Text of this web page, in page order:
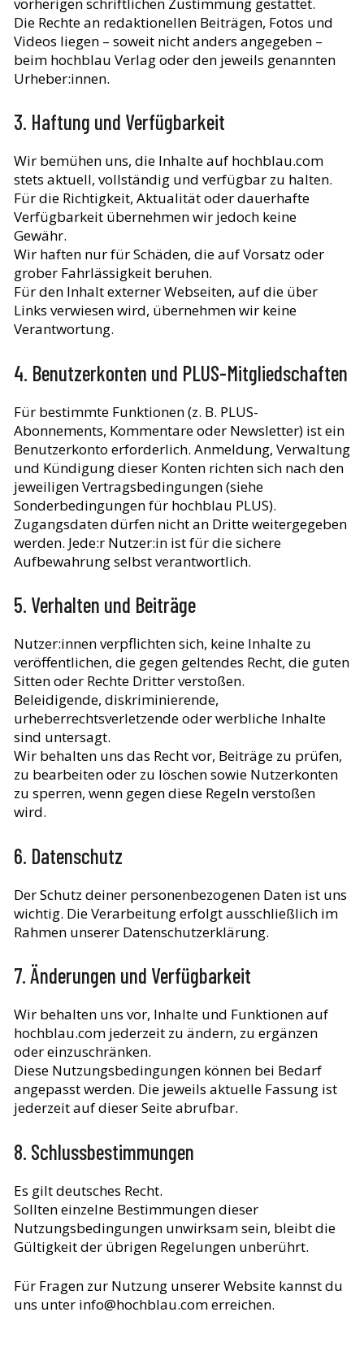
Die Rechte an redaktionellen Beiträgen, Fotos und
Videos liegen – soweit nicht anders angegeben –
beim hochblau Verlag oder den jeweils genannten
Urheber:innen.
3. Haftung und Verfügbarkeit
Wir bemühen uns, die Inhalte auf hochblau.com
stets aktuell, vollständig und verfügbar zu halten.
Für die Richtigkeit, Aktualität oder dauerhafte
Verfügbarkeit übernehmen wir jedoch keine
Gewähr.
Wir haften nur für Schäden, die auf Vorsatz oder
grober Fahrlässigkeit beruhen.
Für den Inhalt externer Webseiten, auf die über
Links verwiesen wird, übernehmen wir keine
Verantwortung.
4. Benutzerkonten und PLUS-Mitgliedschaften
Für bestimmte Funktionen (z. B. PLUS-
Abonnements, Kommentare oder Newsletter) ist ein
Benutzerkonto erforderlich. Anmeldung, Verwaltung
und Kündigung dieser Konten richten sich nach den
jeweiligen Vertragsbedingungen (siehe
Sonderbedingungen für hochblau PLUS).
Zugangsdaten dürfen nicht an Dritte weitergegeben
werden. Jede:r Nutzer:in ist für die sichere
Aufbewahrung selbst verantwortlich.
5. Verhalten und Beiträge
Nutzer:innen verpflichten sich, keine Inhalte zu
veröffentlichen, die gegen geltendes Recht, die guten
Sitten oder Rechte Dritter verstoßen.
Beleidigende, diskriminierende,
urheberrechtsverletzende oder werbliche Inhalte
sind untersagt.
Wir behalten uns das Recht vor, Beiträge zu prüfen,
zu bearbeiten oder zu löschen sowie Nutzerkonten
zu sperren, wenn gegen diese Regeln verstoßen
wird.
6. Datenschutz
Der Schutz deiner personenbezogenen Daten ist uns
wichtig. Die Verarbeitung erfolgt ausschließlich im
Rahmen unserer Datenschutzerklärung.
7. Änderungen und Verfügbarkeit
Wir behalten uns vor, Inhalte und Funktionen auf
hochblau.com jederzeit zu ändern, zu ergänzen
oder einzuschränken.
Diese Nutzungsbedingungen können bei Bedarf
angepasst werden. Die jeweils aktuelle Fassung ist
jederzeit auf dieser Seite abrufbar.
8. Schlussbestimmungen
Es gilt deutsches Recht.
Sollten einzelne Bestimmungen dieser
Nutzungsbedingungen unwirksam sein, bleibt die
Gültigkeit der übrigen Regelungen unberührt.
Für Fragen zur Nutzung unserer Website kannst du
uns unter info@hochblau.com erreichen.